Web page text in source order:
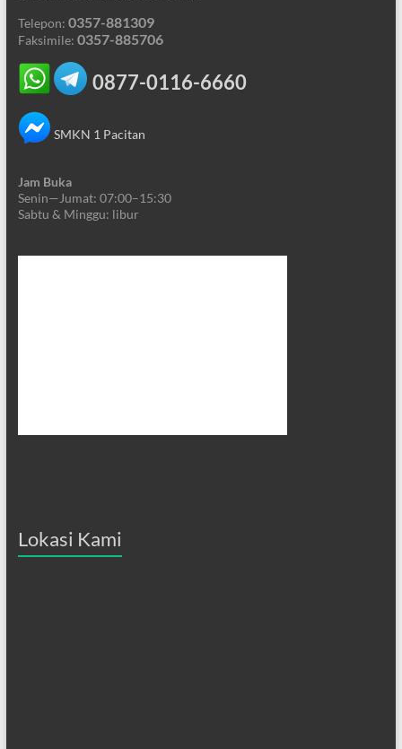
Telepon: 0357-881309
Faksimile: 0357-885706
0877-0116-6660
SMKN 1 Pacitan
Jam Buka
Senin—Jumat: 07:00–15:30
Sabtu & Minggu: libur
Lokasi Kami